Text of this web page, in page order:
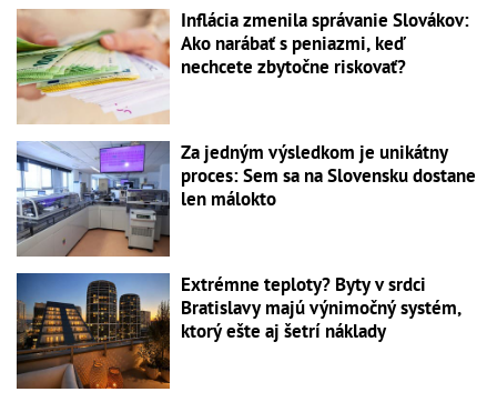
Inflácia zmenila správanie Slovákov:
Ako narábať s peniazmi, keď
nechcete zbytočne riskovať?
Za jedným výsledkom je unikátny
proces: Sem sa na Slovensku dostane
len málokto
Extrémne teploty? Byty v srdci
Bratislavy majú výnimočný systém,
ktorý ešte aj šetrí náklady